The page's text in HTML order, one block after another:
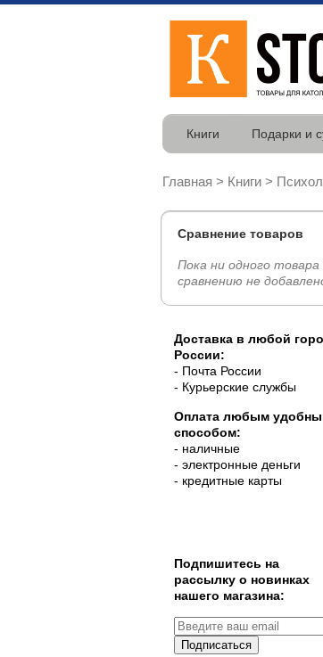
Книги Подарки и
Главная > Книги >
Сравнение товаров
Пока ни одного товара
сравнению не
Доставка в любой
России:
- Почта России
- Курьерские службы
Оплата любым
способом:
- наличные
- электронные деньги
- кредитные карты
Подпишитесь на
рассылку о новинках
нашего магазина:
Подписаться